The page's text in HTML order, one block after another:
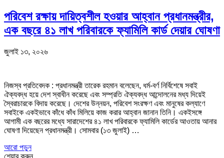
পরিবেশ রক্ষায় দায়িত্বশীল হওয়ার আহ্বান প্রধানমন্ত্রীর,
এক বছরে ৪১ লাখ পরিবারকে ফ্যামিলি কার্ড দেয়ার ঘোষণা
জুলাই ১৩, ২০২৬
নিজস্ব প্রতিবেদক : প্রধানমন্ত্রী তারেক রহমান বলেছেন, ধর্ম-বর্ণ নির্বিশেষে সবাই
ঐক্যবদ্ধ হয়ে দেশ স্বাধীন করেছে এবং সম্প্রতি ঐক্যবদ্ধ আন্দোলনের মধ্য দিয়েই
স্বৈরাচারকে বিদায় করেছে। দেশের উন্নয়ন, পরিবেশ সংরক্ষণ এবং মানুষের কল্যাণে
সবাইকে একইভাবে কাঁধে কাঁধ মিলিয়ে কাজ করার আহ্বান জানান তিনি। একইসঙ্গে
আগামী এক বছরের মধ্যে সারাদেশের ৪১ লাখ পরিবারকে ফ্যামিলি কার্ডের আওতায় আনার
ঘোষণা দিয়েছেন প্রধানমন্ত্রী। সোমবার (১৩ জুলাই) …
আরো পড়ুন